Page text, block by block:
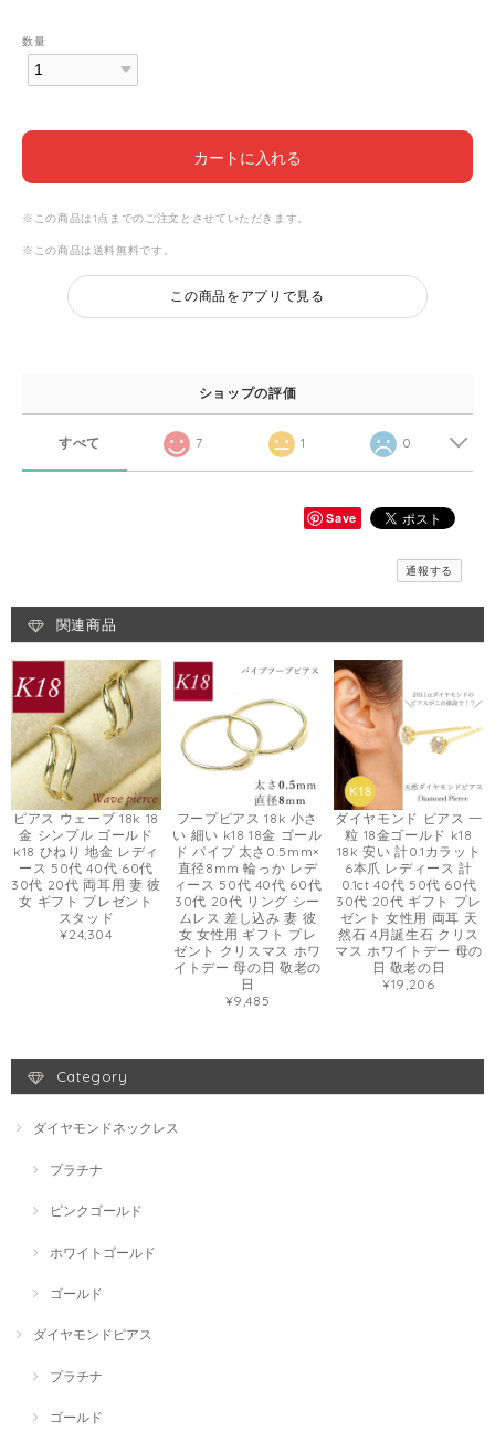
数量
カートに入れる
※この商品は1点までのご注文とさせていただきます。
※この商品は 送料無料です。
この商品をアプリで見る
ショップの評価
すべて 7 1 0
Save
通報する
関連商品
ピアス ウェーブ 18k 18
金 シンプル ゴールド
k18 ひねり 地金 レディ
ース 50代 40代 60代
30代 20代 両耳用 妻 彼
女 ギフト プレゼント
スタッド
¥24,304
フープピアス 18k 小さ
い 細い k18 18金 ゴール
ド パイプ 太さ0.5mm×
直径8mm 輪っか レデ
ィース 50代 40代 60代
30代 20代 リング シー
ムレス 差し込み 妻 彼
女 女性用 ギフト プレ
ゼント クリスマス ホワ
イトデー 母の日 敬老の
日
¥9,485
ダイヤモンド ピアス 一
粒 18金ゴールド k18
18k 安い 計0.1カラット
6本爪 レディース 計
0.1ct 40代 50代 60代
30代 20代 ギフト プレ
ゼント 女性用 両耳 天
然石 4月誕生石 クリス
マス ホワイトデー 母の
日 敬老の日
¥19,206
Category
ダイヤモンドネックレス
プラチナ
ピンクゴールド
ホワイトゴールド
ゴールド
ダイヤモンドピアス
プラチナ
ゴールド